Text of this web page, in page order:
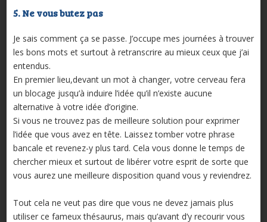
5. Ne vous butez pas
Je sais comment ça se passe. J’occupe mes journées à trouver
les bons mots et surtout à retranscrire au mieux ceux que j’ai
entendus.
En premier lieu,devant un mot à changer, votre cerveau fera
un blocage jusqu’à induire l’idée qu’il n’existe aucune
alternative à votre idée d’origine.
Si vous ne trouvez pas de meilleure solution pour exprimer
l’idée que vous avez en tête. Laissez tomber votre phrase
bancale et revenez-y plus tard. Cela vous donne le temps de
chercher mieux et surtout de libérer votre esprit de sorte que
vous aurez une meilleure disposition quand vous y reviendrez.
Tout cela ne veut pas dire que vous ne devez jamais plus
utiliser ce fameux thésaurus, mais qu’avant d’y recourir vous